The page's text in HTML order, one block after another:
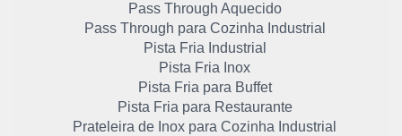
Pass Through Aquecido
Pass Through para Cozinha Industrial
Pista Fria Industrial
Pista Fria Inox
Pista Fria para Buffet
Pista Fria para Restaurante
Prateleira de Inox para Cozinha Industrial